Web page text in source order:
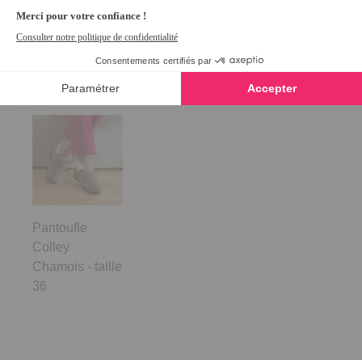
Derniers articles consultés
Pantoufle
Colley
Chamois - taille
36